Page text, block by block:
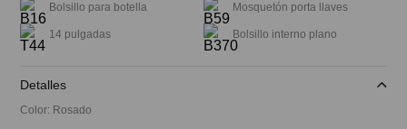
Bolsillo para botella Mosquetón porta llaves
14 pulgadas Bolsillo interno plano
Detalles
Color: Rosado